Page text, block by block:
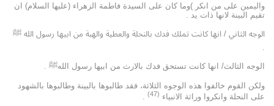
واليمين على من انكر )وما كان على السيدة فاطمة الزهراء (عليها السلام) ان
تقيم البينة لانها ذات يد .
الوجه الثاني / انها كانت تملك فدك بالنحلة والعطية والهبة من ابيها رسول الله ﷺ
الوجه الثالث/ انها كانت تستحق فدك بالارث من ابيها رسول اللهﷺ .
ولكن القوم خالفوا هذه الوجوه الثلاثة، فقد طالبوها بالبينة وطالبوها بالشهود
على النحلة وانكروا وراثة الانبياء (47)